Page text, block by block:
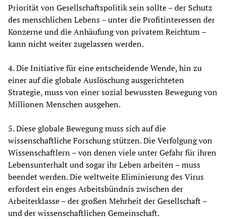
Priorität von Gesellschaftspolitik sein sollte – der Schutz
des menschlichen Lebens – unter die Profitinteressen der
Konzerne und die Anhäufung von privatem Reichtum –
kann nicht weiter zugelassen werden.
4. Die Initiative für eine entscheidende Wende, hin zu
einer auf die globale Auslöschung ausgerichteten
Strategie, muss von einer sozial bewussten Bewegung von
Millionen Menschen ausgehen.
5. Diese globale Bewegung muss sich auf die
wissenschaftliche Forschung stützen. Die Verfolgung von
Wissenschaftlern – von denen viele unter Gefahr für ihren
Lebensunterhalt und sogar ihr Leben arbeiten – muss
beendet werden. Die weltweite Eliminierung des Virus
erfordert ein enges Arbeitsbündnis zwischen der
Arbeiterklasse – der großen Mehrheit der Gesellschaft –
und der wissenschaftlichen Gemeinschaft.